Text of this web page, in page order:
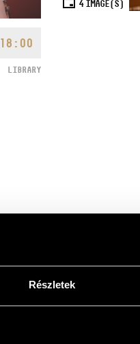
Részletek
18:00
LIBRARY
4 IMAGE(S)